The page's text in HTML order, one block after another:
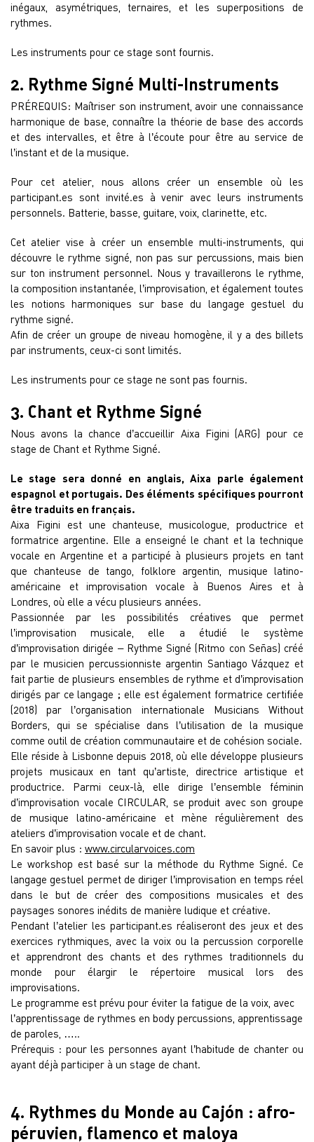
inégaux, asymétriques, ternaires, et les superpositions de
rythmes.
Les instruments pour ce stage sont fournis.
2. Rythme Signé Multi-Instruments
PRÉREQUIS: Maîtriser son instrument, avoir une connaissance
harmonique de base, connaître la théorie de base des accords
et des intervalles, et être à l’écoute pour être au service de
l’instant et de la musique.
Pour cet atelier, nous allons créer un ensemble où les
participant.es sont invité.es à venir avec leurs instruments
personnels. Batterie, basse, guitare, voix, clarinette, etc.
Cet atelier vise à créer un ensemble multi-instruments, qui
découvre le rythme signé, non pas sur percussions, mais bien
sur ton instrument personnel. Nous y travaillerons le rythme,
la composition instantanée, l’improvisation, et également toutes
les notions harmoniques sur base du langage gestuel du
rythme signé.
Afin de créer un groupe de niveau homogène, il y a des billets
par instruments, ceux-ci sont limités.
Les instruments pour ce stage ne sont pas fournis.
3. Chant et Rythme Signé
Nous avons la chance d’accueillir Aixa Figini (ARG) pour ce
stage de Chant et Rythme Signé.
Le stage sera donné en anglais, Aixa parle également
espagnol et portugais. Des éléments spécifiques pourront
être traduits en français.
Aixa Figini est une chanteuse, musicologue, productrice et
formatrice argentine. Elle a enseigné le chant et la technique
vocale en Argentine et a participé à plusieurs projets en tant
que chanteuse de tango, folklore argentin, musique latino-
américaine et improvisation vocale à Buenos Aires et à
Londres, où elle a vécu plusieurs années.
Passionnée par les possibilités créatives que permet
l’improvisation musicale, elle a étudié le système
d’improvisation dirigée – Rythme Signé (Ritmo con Señas) créé
par le musicien percussionniste argentin Santiago Vázquez et
fait partie de plusieurs ensembles de rythme et d’improvisation
dirigés par ce langage ; elle est également formatrice certifiée
(2018) par l’organisation internationale Musicians Without
Borders, qui se spécialise dans l’utilisation de la musique
comme outil de création communautaire et de cohésion sociale.
Elle réside à Lisbonne depuis 2018, où elle développe plusieurs
projets musicaux en tant qu’artiste, directrice artistique et
productrice. Parmi ceux-là, elle dirige l’ensemble féminin
d’improvisation vocale CIRCULAR, se produit avec son groupe
de musique latino-américaine et mène régulièrement des
ateliers d’improvisation vocale et de chant.
En savoir plus : www.circularvoices.com
Le workshop est basé sur la méthode du Rythme Signé. Ce
langage gestuel permet de diriger l’improvisation en temps réel
dans le but de créer des compositions musicales et des
paysages sonores inédits de manière ludique et créative.
Pendant l’atelier les participant.es réaliseront des jeux et des
exercices rythmiques, avec la voix ou la percussion corporelle
et apprendront des chants et des rythmes traditionnels du
monde pour élargir le répertoire musical lors des
improvisations.
Le programme est prévu pour éviter la fatigue de la voix, avec
l’apprentissage de rythmes en body percussions, apprentissage
de paroles, …..
Prérequis : pour les personnes ayant l’habitude de chanter ou
ayant déjà participer à un stage de chant.
4. Rythmes du Monde au Cajón : afro-
péruvien, flamenco et maloya